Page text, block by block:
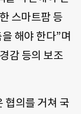
스마트팜 등
해야 한다”며
감 등의 보조
협의를 거쳐 국